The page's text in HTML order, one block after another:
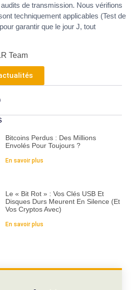
de transmission. Nous vérifions
techniquement applicables (Test de
garantir que le jour J, tout
Team
Bitcoins Perdus : Des Millions
Envolés Pour Toujours ?
En savoir plus
Le « Bit Rot » : Vos Clés USB Et
Disques Durs Meurent En Silence (et
Vos Cryptos Avec)
En savoir plus